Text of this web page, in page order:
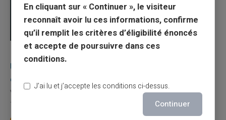
03/08/2026 Veritas Carte prépayée
Une carte bancaire gratuite sans compte, ça
existe ?
Vous avez tapé cette recherche parce que votre banque vous
facture 50 € par an pour une carte que vo...
En cliquant sur « Continuer », le visiteur
reconnaît avoir lu ces informations, confirme
qu’il remplit les critères d’éligibilité énoncés
et accepte de poursuivre dans ces
conditions.
J’ai lu et j’accepte les conditions ci-dessus.
Continuer